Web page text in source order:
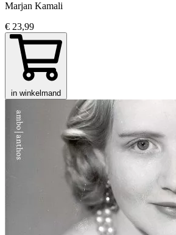
Marjan Kamali
€ 23,99
in winkelmand